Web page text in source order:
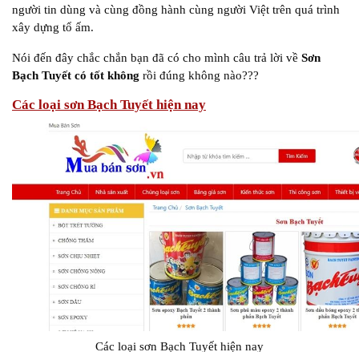
người tin dùng và cùng đồng hành cùng người Việt trên quá trình
xây dựng tổ ấm.
Nói đến đây chắc chắn bạn đã có cho mình câu trả lời về Sơn
Bạch Tuyết có tốt không rồi đúng không nào???
Các loại sơn Bạch Tuyết hiện nay
Các loại sơn Bạch Tuyết hiện nay